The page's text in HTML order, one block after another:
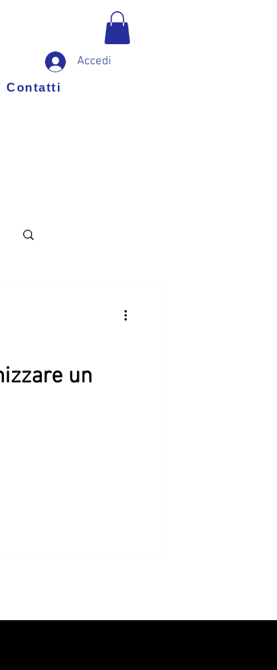
Accedi
un
Contatti